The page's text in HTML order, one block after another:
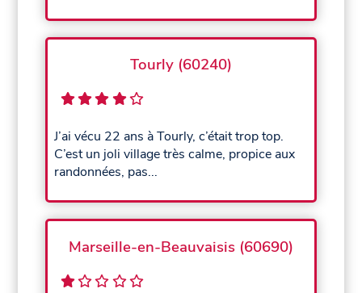
Tourly (60240)
J’ai vécu 22 ans à Tourly, c’était trop top.
C’est un joli village très calme, propice aux
randonnées, pas...
Marseille-en-Beauvaisis (60690)